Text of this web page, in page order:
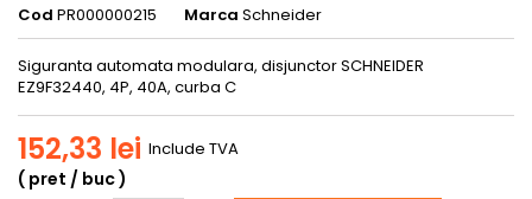
Cod PR000000215 Marca Schneider
Siguranta automata modulara, disjunctor SCHNEIDER
EZ9F32440, 4P, 40A, curba C
152,33 lei
( pret / buc )
Include TVA